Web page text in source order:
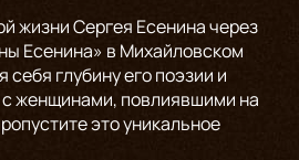
жизни Сергея Есенина через
Есенина» в Михайловском
себя глубину его поэзии и
женщинами, повлиявшими на
это уникальное